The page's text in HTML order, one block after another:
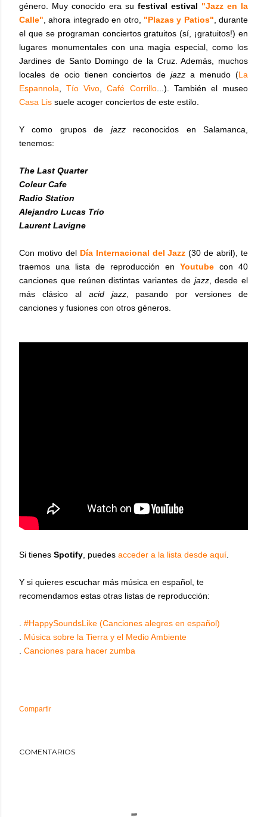
género. Muy conocido era su festival estival "Jazz en la
Calle" , ahora integrado en otro, "Plazas y Patios" , durante
el que se programan conciertos gratuitos (sí, ¡gratuitos!) en
lugares monumentales con una magia especial, como los
Jardines de Santo Domingo de la Cruz. Además, muchos
locales de ocio tienen conciertos de jazz a menudo (La
Espannola ,Tío Vivo ,Café Corrillo...). También el museo
Casa Lis suele acoger conciertos de este estilo.
Y como grupos de jazz reconocidos en Salamanca,
tenemos:
The Last Quarter
Coleur Cafe
Radio Station
Alejandro Lucas Trío
Laurent Lavigne
Con motivo del Día Internacional del Jazz (30 de abril), te
traemos una lista de reproducción en Youtube con 40
canciones que reúnen distintas variantes de jazz, desde el
más clásico al acid jazz, pasando por versiones de
canciones y fusiones con otros géneros.
Si tienes Spotify , puedes acceder a la lista desde aquí
Y si quieres escuchar más música en español, te
recomendamos estas otras listas de reproducción:
#HappySoundsLike (Canciones alegres en español)
Música sobre la Tierra y el Medio Ambiente
Canciones para hacer zumba
Compartir
COMENTARIOS